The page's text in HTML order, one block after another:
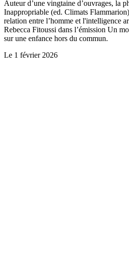
Auteur d’une vingtaine d’ouvrages, la
Inappropriable (ed. Climats
relation entre l’homme et l'intelligence
Rebecca Fitoussi dans l’émission Un
sur une enfance hors du commun.
Le 1 février 2026